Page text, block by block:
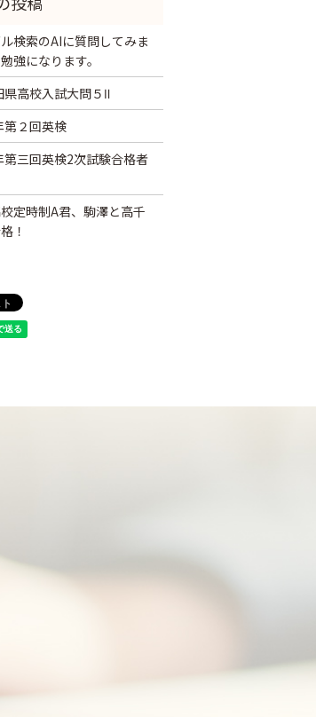
検索のAIに質問してみま
強になります。
県高校入試大問５Ⅱ
第２回英検
第三回英検2次試験合格者
定時制A君、駒澤と高千
！